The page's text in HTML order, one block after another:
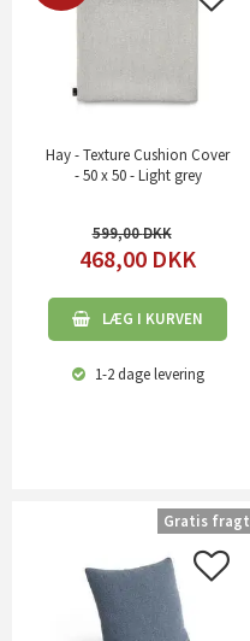
Hay - Texture Cushion Cover
- 50 x 50 - Light grey
599,00
468,00 DKK
LÆG I KURVEN
1-2 dagelevering
Gratis fragt